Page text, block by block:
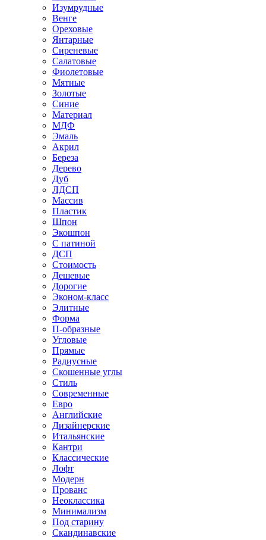
Изумрудные
Венге
Ореховые
Янтарные
Сиреневые
Салатовые
Фиолетовые
Мятные
Золотые
Синие
Материал
МДФ
Эмаль
Акрил
Береза
Дерево
Дуб
ЛДСП
Массив
Пластик
Шпон
Экошпон
С патиной
ДСП
Стоимость
Дешевые
Дорогие
Эконом-класс
Элитные
Форма
П-образные
Угловые
Прямые
Радиусные
Скошенные углы
Стиль
Современные
Евро
Английские
Дизайнерские
Итальянские
Кантри
Классические
Лофт
Модерн
Прованс
Неоклассика
Минимализм
Под старину
Скандинавские